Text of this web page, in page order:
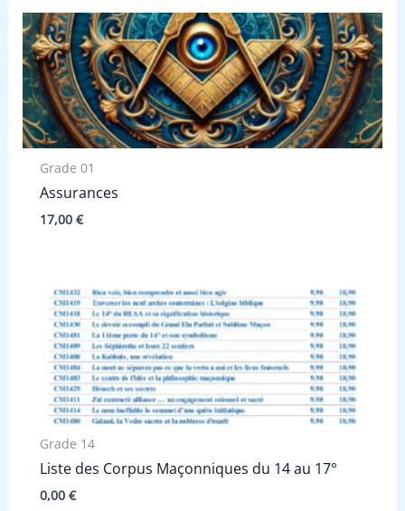
Grade 01
Assurances
17,00 €
Grade 14
Liste des Corpus Maçonniques du 14 au 17°
0,00 €